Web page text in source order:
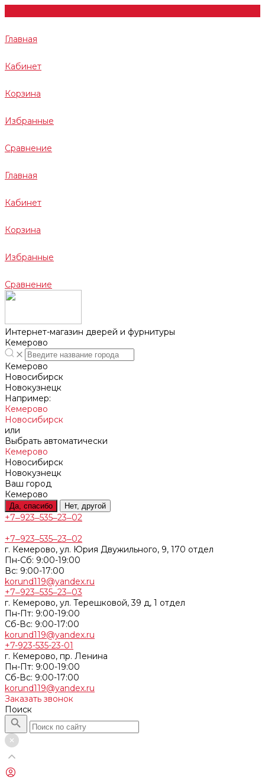
Главная
Кабинет
Корзина
Избранные
Сравнение
Главная
Кабинет
Корзина
Избранные
Сравнение
Интернет-магазин дверей и фурнитуры
Кемерово
Кемерово
Новосибирск
Новокузнецк
Например:
Кемерово
Новосибирск
или
Выбрать автоматически
Кемерово
Новосибирск
Новокузнецк
Ваш город
Кемерово
Да, спасибо Нет, другой
+7‒923‒535‒23‒02
+7‒923‒535‒23‒02
г. Кемерово, ул. Юрия Двужильного, 9, 170 отдел
Пн-Сб: 9:00-19:00
Вс: 9:00-17:00
korund119@yandex.ru
+7‒923‒535‒23‒03
г. Кемерово, ул. Терешковой, 39 д, 1 отдел
Пн-Пт: 9:00-19:00
Cб-Вс: 9:00-17:00
korund119@yandex.ru
+7-923-535-23-01
г. Кемерово, пр. Ленина
Пн-Пт: 9:00-19:00
Cб-Вс: 9:00-17:00
korund119@yandex.ru
Заказать звонок
Поиск